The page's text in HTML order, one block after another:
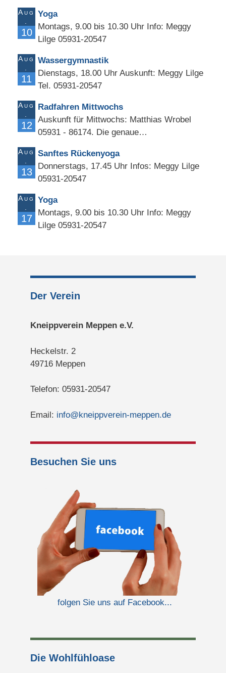
Aug
10
Yoga
Montags, 9.00 bis 10.30 Uhr Info: Meggy
Lilge 05931-20547
Aug
11
Wassergymnastik
Dienstags, 18.00 Uhr Auskunft: Meggy Lilge
Tel. 05931-20547
Aug
12
Radfahren Mittwochs
Auskunft für Mittwochs: Matthias Wrobel
05931 - 86174. Die genaue…
Aug
13
Sanftes Rückenyoga
Donnerstags, 17.45 Uhr Infos: Meggy Lilge
05931-20547
Aug
17
Yoga
Montags, 9.00 bis 10.30 Uhr Info: Meggy
Lilge 05931-20547
Der Verein
Kneippverein Meppen e.V.
Heckelstr. 2
49716 Meppen
Telefon: 05931-20547
Email: info@kneippverein-meppen.de
Besuchen Sie uns
folgen Sie uns auf Facebook...
Die Wohlfühloase